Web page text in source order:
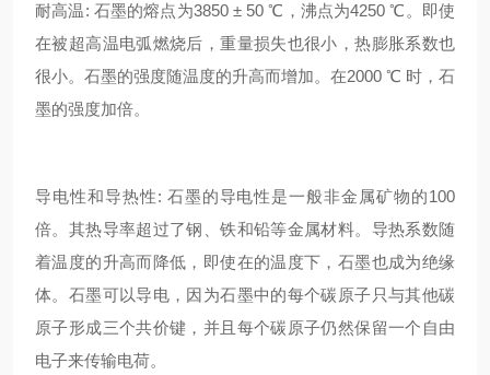
耐高温: 石墨的熔点为3850 ± 50 ℃，沸点为4250 ℃。即使
在被超高温电弧燃烧后，重量损失也很小，热膨胀系数也
很小。石墨的强度随温度的升高而增加。在2000 ℃ 时，石
墨的强度加倍。
导电性和导热性: 石墨的导电性是一般非金属矿物的100
倍。其热导率超过了钢、铁和铅等金属材料。导热系数随
着温度的升高而降低，即使在的温度下，石墨也成为绝缘
体。石墨可以导电，因为石墨中的每个碳原子只与其他碳
原子形成三个共价键，并且每个碳原子仍然保留一个自由
电子来传输电荷。